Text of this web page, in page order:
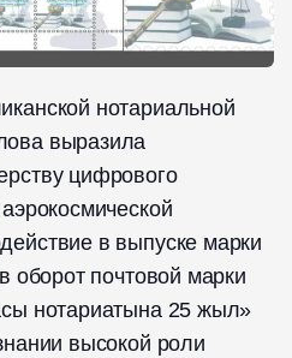
нотариальной
выразила
цифрового
в выпуске марки
оборот почтовой марки
нотариатына 25 жыл»
высокой роли